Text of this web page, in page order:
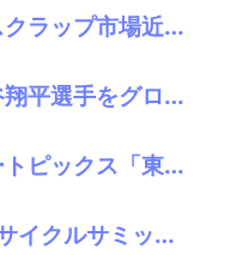
アルミ合金＆スクラップ市場近況2026＃15 一段と深まる下落市況――「熊本地震による市況への影響は軽微」
日立建機、大谷翔平選手をグローバル・ブランドアンバサダーに—社名変更に向けて刷新
週刊バッテリートピックス「東レが電池向け負極材の新材料」「独ヴァルタが破産申請」など
第5回自動車リサイクルサミット ～再生材料をいかに使うか、違法業者対策、中古車輸出問題を語ろう～